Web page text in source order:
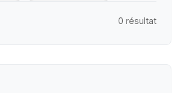
0 résultat